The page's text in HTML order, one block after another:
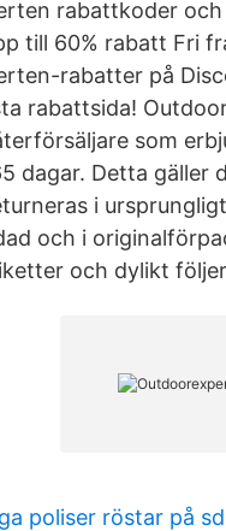
rabattkoder och
till 60% rabatt Fri
rabatter på
rabattsida!
som
dagar. Detta gäller
i
och i
och dylikt
poliser röstar på sd